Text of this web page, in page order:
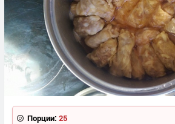
Порции: 25